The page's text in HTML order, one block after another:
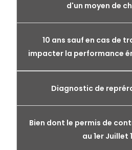
d'un moyen de
10 ans sauf en cas de
impacter la performance
Diagnostic de
Bien dont le permis de
au 1er Juillet